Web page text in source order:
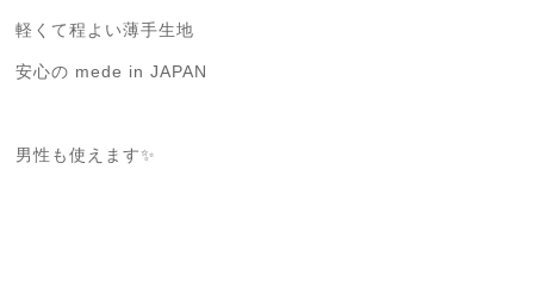
軽くて程よい薄手生地
安心の mede in JAPAN
男性も使えます✨